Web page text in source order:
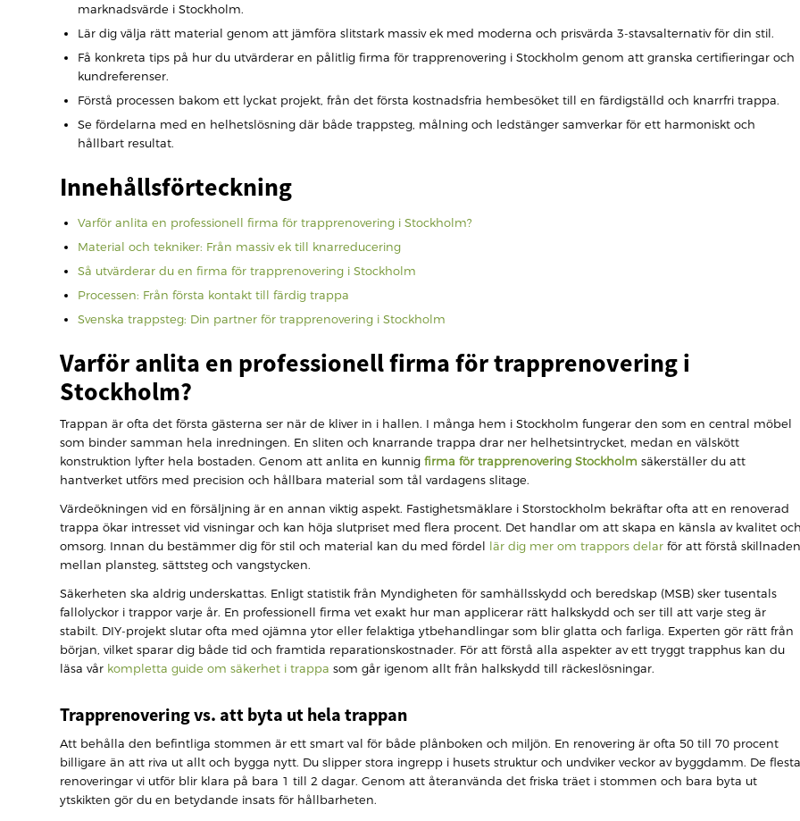
marknadsvärde i Stockholm.
Lär dig välja rätt material genom att jämföra slitstark massiv ek med moderna och prisvärda 3-stavsalternativ för din stil.
Få konkreta tips på hur du utvärderar en pålitlig firma för trapprenovering i Stockholm genom att granska certifieringar och
kundreferenser.
Förstå processen bakom ett lyckat projekt, från det första kostnadsfria hembesöket till en färdigställd och knarrfri trappa.
Se fördelarna med en helhetslösning där både trappsteg, målning och ledstänger samverkar för ett harmoniskt och
hållbart resultat.
Innehållsförteckning
Varför anlita en professionell firma för trapprenovering i Stockholm?
Material och tekniker: Från massiv ek till knarreducering
Så utvärderar du en firma för trapprenovering i Stockholm
Processen: Från första kontakt till färdig trappa
Svenska trappsteg: Din partner för trapprenovering i Stockholm
Varför anlita en professionell firma för trapprenovering i
Stockholm?
Trappan är ofta det första gästerna ser när de kliver in i hallen. I många hem i Stockholm fungerar den som en central möbel
som binder samman hela inredningen. En sliten och knarrande trappa drar ner helhetsintrycket, medan en välskött
konstruktion lyfter hela bostaden. Genom att anlita en kunnig firma för trapprenovering Stockholm säkerställer du att
hantverket utförs med precision och hållbara material som tål vardagens slitage.
Värdeökningen vid en försäljning är en annan viktig aspekt. Fastighetsmäklare i Storstockholm bekräftar ofta att en renoverad
trappa ökar intresset vid visningar och kan höja slutpriset med flera procent. Det handlar om att skapa en känsla av kvalitet
omsorg. Innan du bestämmer dig för stil och material kan du med fördel lär dig mer om trappors delar för att förstå skillnaden
mellan plansteg, sättsteg och vangstycken.
Säkerheten ska aldrig underskattas. Enligt statistik från Myndigheten för samhällsskydd och beredskap (MSB) sker tusentals
fallolyckor i trappor varje år. En professionell firma vet exakt hur man applicerar rätt halkskydd och ser till att varje steg är
stabilt. DIY-projekt slutar ofta med ojämna ytor eller felaktiga ytbehandlingar som blir glatta och farliga. Experten gör rätt från
början, vilket sparar dig både tid och framtida reparationskostnader. För att förstå alla aspekter av ett tryggt trapphus kan du
läsa vår kompletta guide om säkerhet i trappa som går igenom allt från halkskydd till räckeslösningar.
Trapprenovering vs. att byta ut hela trappan
Att behålla den befintliga stommen är ett smart val för både plånboken och miljön. En renovering är ofta 50 till 70 procent
billigare än att riva ut allt och bygga nytt. Du slipper stora ingrepp i husets struktur och undviker veckor av byggdamm. De flesta
renoveringar vi utför blir klara på bara 1 till 2 dagar. Genom att återanvända det friska träet i stommen och bara byta ut
ytskikten gör du en betydande insats för hållbarheten.